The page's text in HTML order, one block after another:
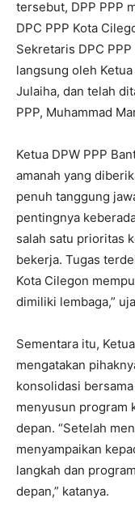
tersebut, DPP PPP
DPC PPP Kota
Sekretaris DPC
langsung oleh
Julaiha, dan telah
PPP, Muhammad
Ketua DPW PPP
amanah yang
penuh tanggung
pentingnya
salah satu prioritas
bekerja. Tugas
Kota Cilegon
dimiliki lembaga,”
Sementara itu,
mengatakan
konsolidasi
menyusun program
depan. “Setelah
menyampaikan
langkah dan
depan,” katanya.